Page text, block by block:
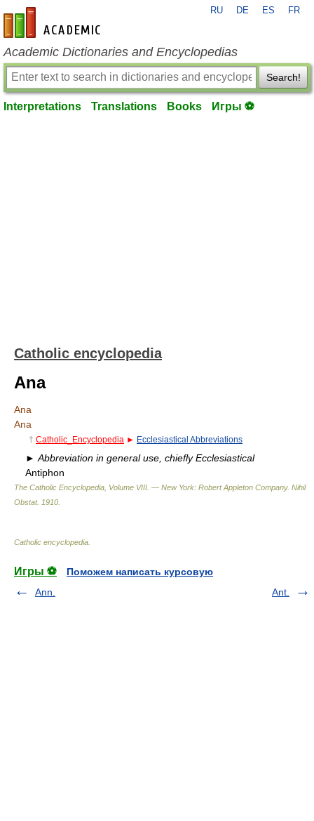
en-academic.com
RU DE ES FR
Academic Dictionaries and Encyclopedias
Search!
Interpretations Translations Books Игры ⚽
Catholic encyclopedia
Ana
Ana
Ana
† Catholic_Encyclopedia ► Ecclesiastical Abbreviations
► Abbreviation in general use, chiefly Ecclesiastical
Antiphon
The Catholic Encyclopedia, Volume VIII. — New York: Robert Appleton Company. Nihil
Obstat. 1910
Catholic encyclopedia
Игры ⚽
Поможем написать курсовую
Ann.
Ant.